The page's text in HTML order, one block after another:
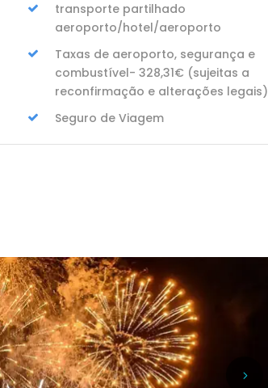
transporte partilhado
aeroporto/hotel/aeroporto
Taxas de aeroporto, segurança e
combustível- 328,31€ (sujeitas a
reconfirmação e alterações legais)
Seguro de Viagem